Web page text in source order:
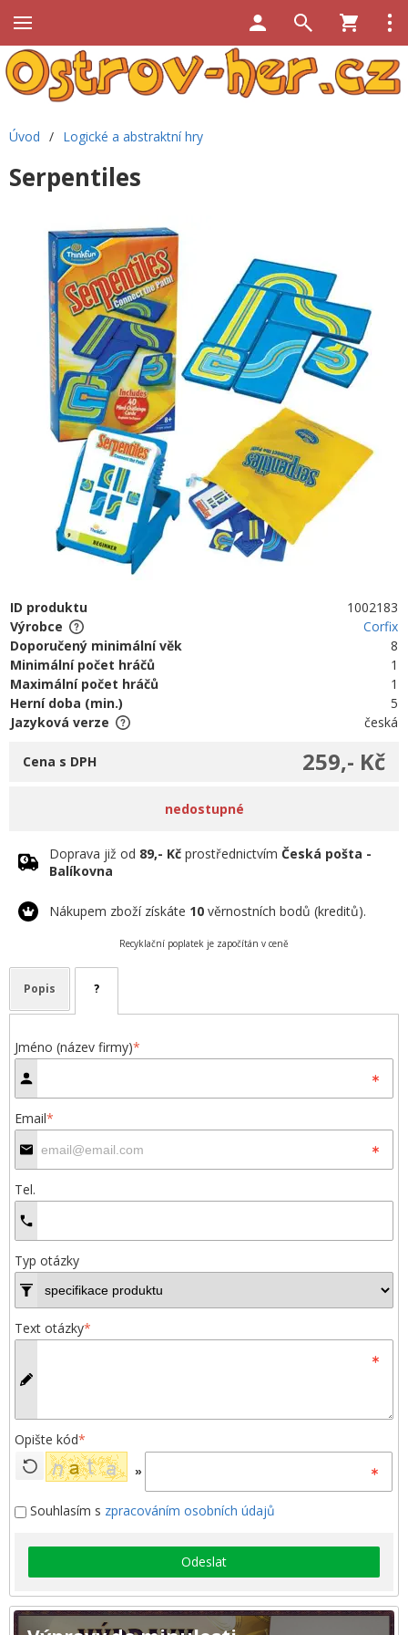
Úvod / Logické a abstraktní hry
Serpentiles
ID produktu
1002183
Výrobce
Corfix
Doporučený minimální věk
8
Minimální počet hráčů
1
Maximální počet hráčů
1
Herní doba (min.)
5
Jazyková verze
česká
259,- Kč
Cena s DPH
nedostupné
Doprava již od 89,- Kč prostřednictvím Česká pošta -
Balíkovna
Nákupem zboží získáte 10 věrnostních bodů (kreditů).
Recyklační poplatek je započítán v ceně
Popis ?
Jméno (název firmy)*
Email*
Tel.
Typ otázky
Text otázky*
Opište kód*
»
Souhlasím s zpracováním osobních údajů
Odeslat